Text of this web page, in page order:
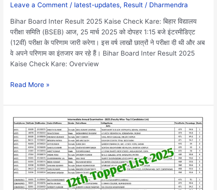
Leave a Comment / latest-updates, Result / Dharmendra
Bihar Board Inter Result 2025 Kaise Check Kare: बिहार विद्यालय
परीक्षा समिति (BSEB) आज, 25 मार्च 2025 को दोपहर 1:15 बजे इंटरमीडिएट
(12वीं) परीक्षा के परिणाम जारी करेगा। इस वर्ष लाखों छात्रों ने परीक्षा दी थी और अब
वे अपने परिणाम का इंतजार कर रहे हैं। Bihar Board Inter Result 2025
Kaise Check Kare: Overview
बजे
से
Read More »
Bihar
Board
12th
Toppers
List
2025
Out: